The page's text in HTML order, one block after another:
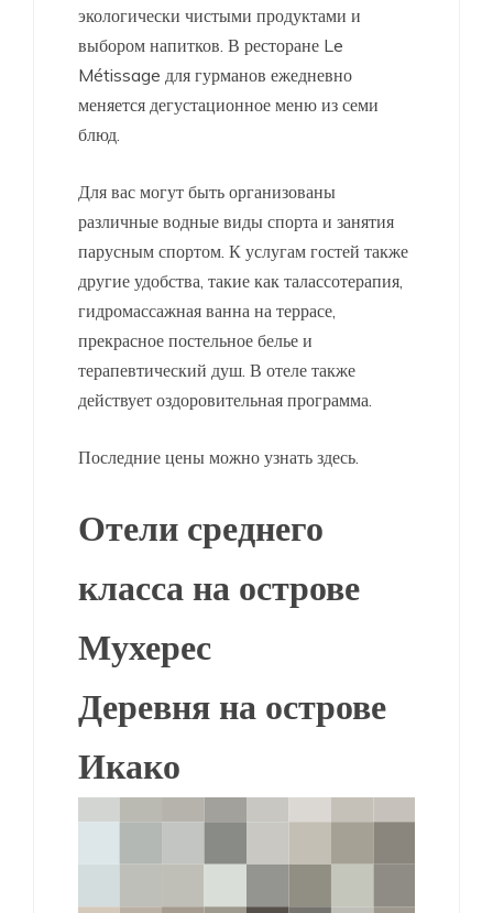
экологически чистыми продуктами и
выбором напитков. В ресторане Le
Métissage для гурманов ежедневно
меняется дегустационное меню из семи
блюд.
Для вас могут быть организованы
различные водные виды спорта и занятия
парусным спортом. К услугам гостей также
другие удобства, такие как талассотерапия,
гидромассажная ванна на террасе,
прекрасное постельное белье и
терапевтический душ. В отеле также
действует оздоровительная программа.
Последние цены можно узнать здесь.
Отели среднего
класса на острове
Мухерес
Деревня на острове
Икако